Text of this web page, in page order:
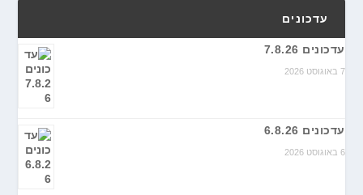
עדכונים
עדכונים 7.8.26
7 באוגוסט 2026
עדכונים 6.8.26
6 באוגוסט 2026